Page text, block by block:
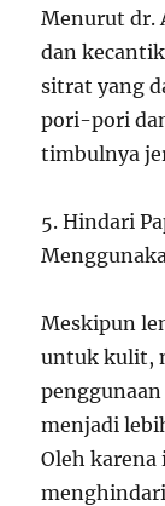
Menurut dr.
dan
sitrat yang
pori-pori
timbulnya
5. Hindari
Meskipun
untuk kulit,
menjadi
Oleh